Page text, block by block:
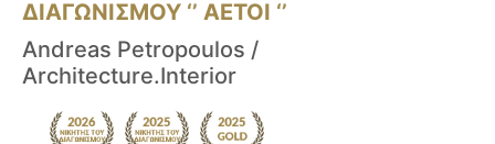
ΔΙΑΓΩΝΙΣΜΟΥ ‘’ ΑΕΤΟΙ ‘’
Andreas Petropoulos /
Architecture.Interior